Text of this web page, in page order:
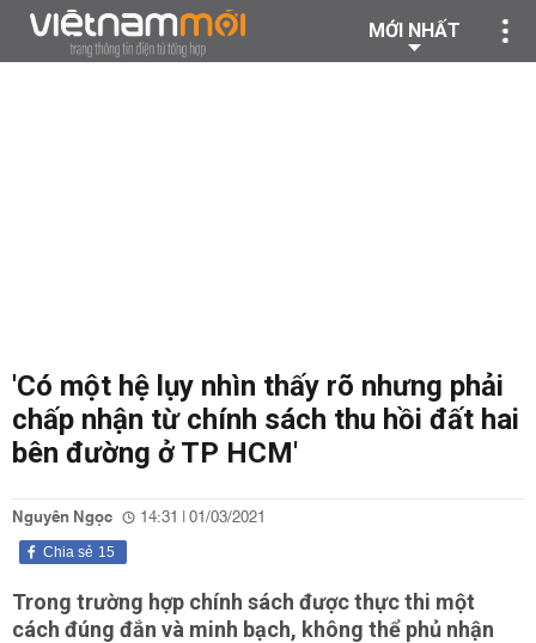
MỚI NHẤT
'Có một hệ lụy nhìn thấy rõ nhưng phải
chấp nhận từ chính sách thu hồi đất hai
bên đường ở TP HCM'
Nguyên Ngọc 14:31 | 01/03/2021
15
Chia sẻ
Trong trường hợp chính sách được thực thi một
cách đúng đắn và minh bạch, không thể phủ nhận